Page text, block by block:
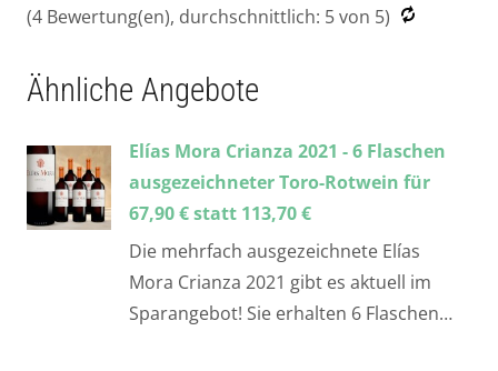
(4 Bewertung(en), durchschnittlich: 5von 5)
Ähnliche Angebote
Elías Mora Crianza 2021 - 6 Flaschen
ausgezeichneter Toro-Rotwein für
67,90 € statt 113,70 €
Die mehrfach ausgezeichnete Elías
Mora Crianza 2021 gibt es aktuell im
Sparangebot! Sie erhalten 6 Flaschen…